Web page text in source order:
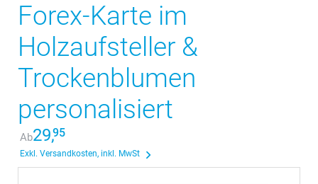
Forex-Karte im
Holzaufsteller &
Trockenblumen
personalisiert
Ab29,95
Exkl. Versandkosten, inkl. MwSt